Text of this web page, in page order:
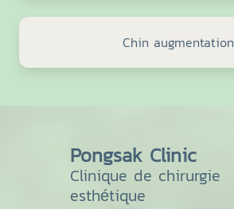
Chin augmentation
Pongsak Clinic
Clinique de chirurgie
esthétique